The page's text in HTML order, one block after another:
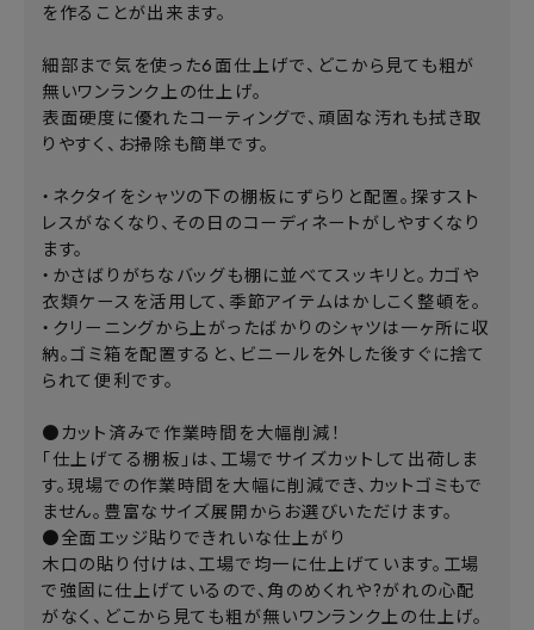
を作ることが出来ます。
細部まで気を使った6面仕上げで、どこから見ても粗が
無いワンランク上の仕上げ。
表面硬度に優れたコーティングで、頑固な汚れも拭き取
りやすく、お掃除も簡単です。
・ネクタイをシャツの下の棚板にずらりと配置。探すスト
レスがなくなり、その日のコーディネートがしやすくなり
ます。
・かさばりがちなバッグも棚に並べてスッキリと。カゴや
衣類ケースを活用して、季節アイテムはかしこく整頓を。
・クリーニングから上がったばかりのシャツは一ヶ所に収
納。ゴミ箱を配置すると、ビニールを外した後すぐに捨て
られて便利です。
●カット済みで作業時間を大幅削減！
「仕上げてる棚板」は、工場でサイズカットして出荷しま
す。現場での作業時間を大幅に削減でき、カットゴミもで
ません。豊富なサイズ展開からお選びいただけます。
●全面エッジ貼りできれいな仕上がり
木口の貼り付けは、工場で均一に仕上げています。工場
で強固に仕上げているので、角のめくれや?がれの心配
がなく、どこから見ても粗が無いワンランク上の仕上げ。